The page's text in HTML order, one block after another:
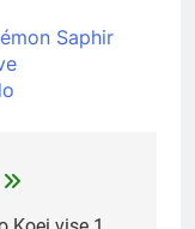
Saphir